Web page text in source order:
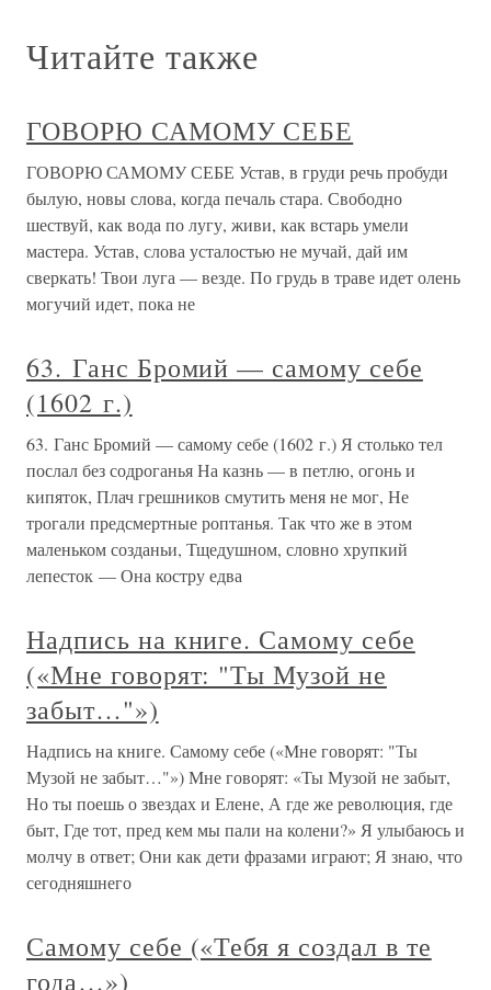
Читайте также
ГОВОРЮ САМОМУ СЕБЕ
ГОВОРЮ САМОМУ СЕБЕ Устав, в груди речь пробуди
былую, новы слова, когда печаль стара. Свободно
шествуй, как вода по лугу, живи, как встарь умели
мастера. Устав, слова усталостью не мучай, дай им
сверкать! Твои луга — везде. По грудь в траве идет олень
могучий идет, пока не
63. Ганс Бромий — самому себе
(1602 г.)
63. Ганс Бромий — самому себе (1602 г.) Я столько тел
послал без содроганья На казнь — в петлю, огонь и
кипяток, Плач грешников смутить меня не мог, Не
трогали предсмертные роптанья. Так что же в этом
маленьком созданьи, Тщедушном, словно хрупкий
лепесток — Она костру едва
Надпись на книге. Самому себе
(«Мне говорят: "Ты Музой не
забыт…"»)
Надпись на книге. Самому себе («Мне говорят: "Ты
Музой не забыт…"») Мне говорят: «Ты Музой не забыт,
Но ты поешь о звездах и Елене, А где же революция, где
быт, Где тот, пред кем мы пали на колени?» Я улыбаюсь и
молчу в ответ; Они как дети фразами играют; Я знаю, что
сегодняшнего
Самому себе («Тебя я создал в те
года…»)